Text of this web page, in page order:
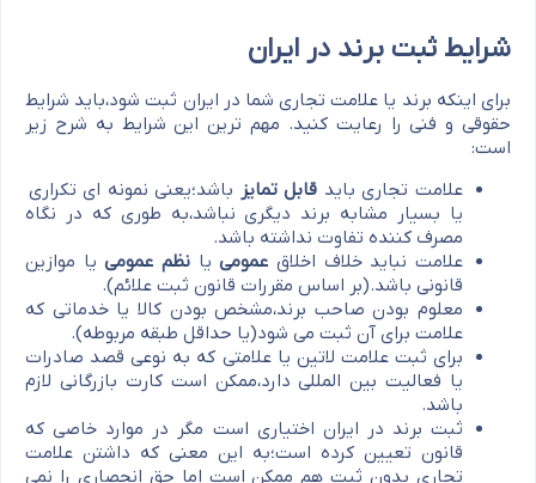
شرایط ثبت برند در ایران
برای اینکه برند یا علامت تجاری شما در ایران ثبت شود،باید شرایط
حقوقی و فنی را رعایت کنید. مهم ترین این شرایط به شرح زیر
است:
علامت تجاری باید قابل تمایز باشد؛یعنی نمونه ای تکراری
یا بسیار مشابه برند دیگری نباشد،به طوری که در نگاه
مصرف کننده تفاوت نداشته باشد.
علامت نباید خلاف اخلاق عمومییا نظم عمومییا موازین
قانونی باشد.(بر اساس مقررات قانون ثبت علائم).
معلوم بودن صاحب برند،مشخص بودن کالا یا خدماتی که
علامت برای آن ثبت می شود(یا حداقل طبقه مربوطه).
برای ثبت علامت لاتین یا علامتی که به نوعی قصد صادرات
یا فعالیت بین المللی دارد،ممکن است کارت بازرگانی لازم
باشد.
ثبت برند در ایران اختیاری است مگر در موارد خاصی که
قانون تعیین کرده است؛به این معنی که داشتن علامت
تجاری بدون ثبت هم ممکن است اما حق انحصاری را نمی